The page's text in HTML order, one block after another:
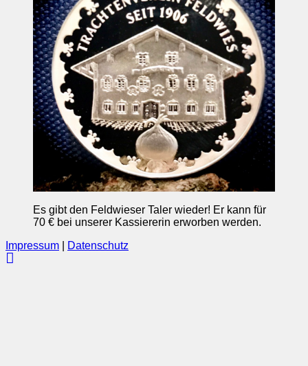
Es gibt den Feldwieser Taler wieder! Er kann für
70 € bei unserer Kassiererin erworben werden.
Impressum
Datenschutz